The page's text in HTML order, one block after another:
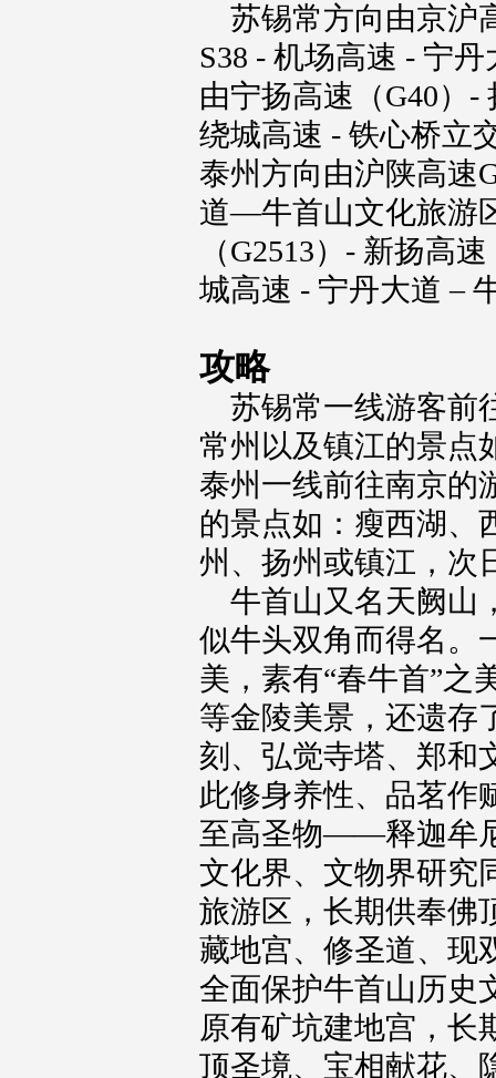
苏锡常方向由京沪
S38 - 机场高速 - 宁
由宁扬高速（G40）
绕城高速 - 铁心桥立
泰州方向由沪陕高速
道—牛首山文化旅游
（G2513）- 新扬高
城高速 - 宁丹大道 –
攻略
苏锡常一线游客前
常州以及镇江的景点
泰州一线前往南京的
的景点如：瘦西湖、
州、扬州或镇江，次
牛首山又名天阙山
似牛头双角而得名。
美，素有“春牛首”之
等金陵美景，还遗存
刻、弘觉寺塔、郑和
此修身养性、品茗作
至高圣物——释迦牟
文化界、文物界研究
旅游区，长期供奉佛
藏地宫、修圣道、现
全面保护牛首山历史
原有矿坑建地宫，长
顶圣境、宝相献花、